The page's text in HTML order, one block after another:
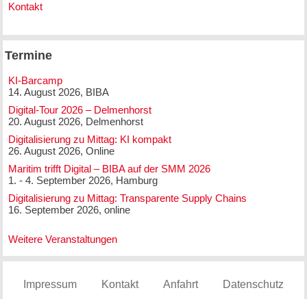
Kontakt
Termine
KI-Barcamp
14. August 2026, BIBA
Digital-Tour 2026 – Delmenhorst
20. August 2026, Delmenhorst
Digitalisierung zu Mittag: KI kompakt
26. August 2026, Online
Maritim trifft Digital – BIBA auf der SMM 2026
1. - 4. September 2026, Hamburg
Digitalisierung zu Mittag: Transparente Supply Chains
16. September 2026, online
Weitere Veranstaltungen
Impressum Kontakt Anfahrt Datenschutz